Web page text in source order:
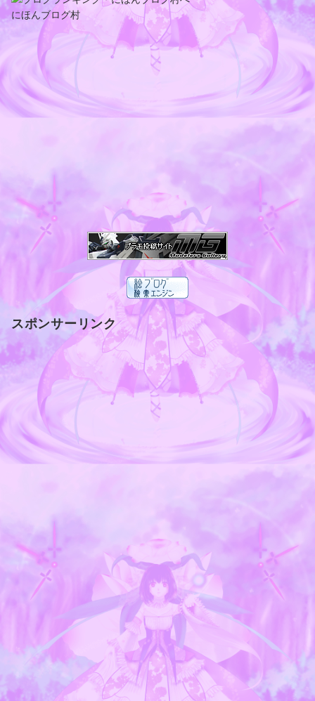
にほんブログ村
スポンサーリンク